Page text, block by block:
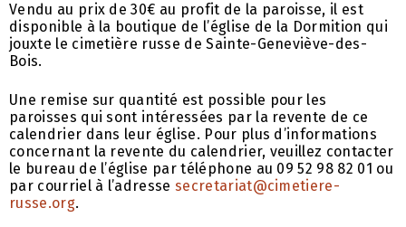
Vendu au prix de 30€ au profit de la paroisse, il est
disponible à la boutique de l’église de la Dormition qui
jouxte le cimetière russe de Sainte-Geneviève-des-
Bois.
Une remise sur quantité est possible pour les
paroisses qui sont intéressées par la revente de ce
calendrier dans leur église. Pour plus d’informations
concernant la revente du calendrier, veuillez contacter
le bureau de l’église par téléphone au 09 52 98 82 01 ou
par courriel à l’adressesecretariat@cimetiere-
russe.org.